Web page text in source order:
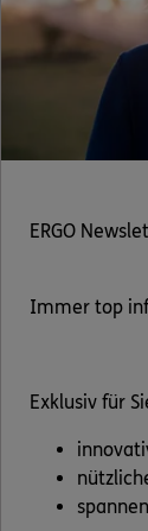
ERGO
Immer top
Exklusiv für